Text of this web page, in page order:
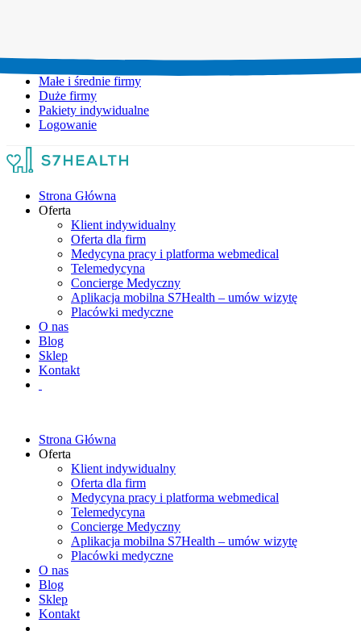
Małe i średnie firmy
Duże firmy
Pakiety indywidualne
Logowanie
Strona Główna
Oferta
Klient indywidualny
Oferta dla firm
Medycyna pracy i platforma webmedical
Telemedycyna
Concierge Medyczny
Aplikacja mobilna S7Health – umów wizytę
Placówki medyczne
O nas
Blog
Sklep
Kontakt
Strona Główna
Oferta
Klient indywidualny
Oferta dla firm
Medycyna pracy i platforma webmedical
Telemedycyna
Concierge Medyczny
Aplikacja mobilna S7Health – umów wizytę
Placówki medyczne
O nas
Blog
Sklep
Kontakt